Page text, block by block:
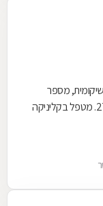
מספר
רישיון משרד הבריאות 27-143242. מטפל בקליניקה